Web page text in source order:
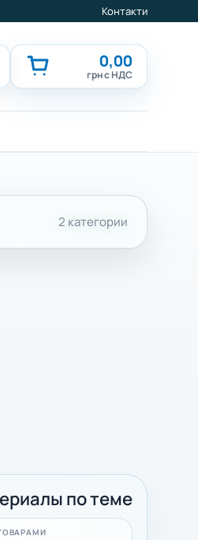
Контакти
0,00
грн с НДС
2 категории
по теме